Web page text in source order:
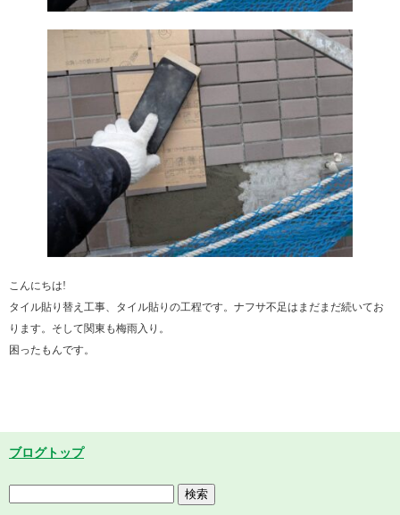
こんにちは!
タイル貼り替え工事、タイル貼りの工程です。ナフサ不足はまだまだ続いてお
ります。そして関東も梅雨入り。
困ったもんです。
ブログトップ